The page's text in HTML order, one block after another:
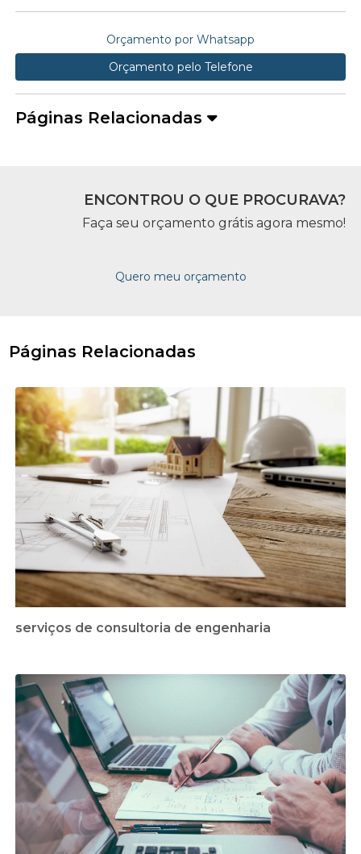
Orçamento por Whatsapp
Orçamento pelo Telefone
Páginas Relacionadas
ENCONTROU O QUE PROCURAVA?
Faça seu orçamento grátis agora mesmo!
Quero meu orçamento
Páginas Relacionadas
serviços de consultoria de engenharia